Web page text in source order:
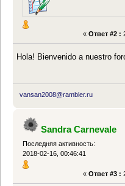
« Ответ #2 :
Hola! Bienvenido a nuestro
vansan2008@rambler.ru
Sandra Carnevale
Последняя активность:
2018-02-16, 00:46:41
« Ответ #3 :